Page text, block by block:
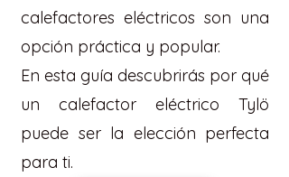
calefactores eléctricos son una
opción práctica y popular.
En esta guía descubrirás por qué
un calefactor eléctrico Tylö
puede ser la elección perfecta
para ti.